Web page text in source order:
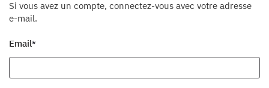
Si vous avez un compte, connectez-vous avec votre adresse
e-mail.
Email